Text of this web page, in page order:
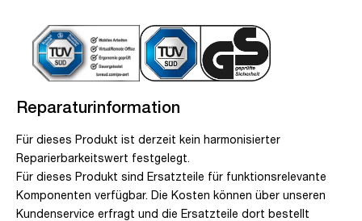
Reparaturinformation
Für dieses Produkt ist derzeit kein harmonisierter
Reparierbarkeitswert festgelegt.
Für dieses Produkt sind Ersatzteile für funktionsrelevante
Komponenten verfügbar. Die Kosten können über unseren
Kundenservice erfragt und die Ersatzteile dort bestellt